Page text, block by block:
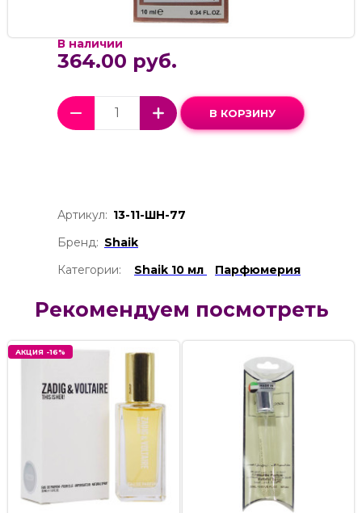
В наличии
364.00 руб.
В КОРЗИНУ
Артикул: 13-11-ШН-77
Бренд: Shaik
Категории:
Shaik 10 мл Парфюмерия
Рекомендуем посмотреть
АКЦИЯ -16%